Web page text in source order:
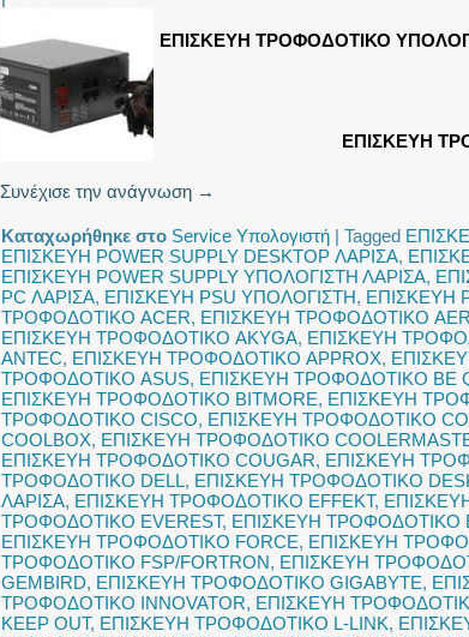
ΕΠΙΣΚΕΥΗ ΤΡΟΦΟΔΟΤΙΚΟ
ΕΠΙΣΚΕΥΗ
Συνέχισε την ανάγνωση →
Καταχωρήθηκε στο Service Υπολογιστή | Tagged
ΕΠΙΣΚΕΥΗ POWER SUPPLY DESKTOP ΛΑΡΙΣΑ,
ΕΠΙΣΚΕΥΗ POWER SUPPLY ΥΠΟΛΟΓΙΣΤΗ ΛΑΡΙΣΑ,
PC ΛΑΡΙΣΑ, ΕΠΙΣΚΕΥΗ PSU ΥΠΟΛΟΓΙΣΤΗ, ΕΠΙΣΚΕΥΗ
ΤΡΟΦΟΔΟΤΙΚΟ ACER, ΕΠΙΣΚΕΥΗ ΤΡΟΦΟΔΟΤΙΚΟ
ΕΠΙΣΚΕΥΗ ΤΡΟΦΟΔΟΤΙΚΟ AKYGA, ΕΠΙΣΚΕΥΗ
ANTEC, ΕΠΙΣΚΕΥΗ ΤΡΟΦΟΔΟΤΙΚΟ APPROX,
ΤΡΟΦΟΔΟΤΙΚΟ ASUS, ΕΠΙΣΚΕΥΗ ΤΡΟΦΟΔΟΤΙΚΟ BE
ΕΠΙΣΚΕΥΗ ΤΡΟΦΟΔΟΤΙΚΟ BITMORE, ΕΠΙΣΚΕΥΗ
ΤΡΟΦΟΔΟΤΙΚΟ CISCO, ΕΠΙΣΚΕΥΗ ΤΡΟΦΟΔΟΤΙΚΟ
COOLBOX, ΕΠΙΣΚΕΥΗ ΤΡΟΦΟΔΟΤΙΚΟ
ΕΠΙΣΚΕΥΗ ΤΡΟΦΟΔΟΤΙΚΟ COUGAR, ΕΠΙΣΚΕΥΗ
ΤΡΟΦΟΔΟΤΙΚΟ DELL, ΕΠΙΣΚΕΥΗ ΤΡΟΦΟΔΟΤΙΚΟ
ΛΑΡΙΣΑ, ΕΠΙΣΚΕΥΗ ΤΡΟΦΟΔΟΤΙΚΟ EFFEKT,
ΤΡΟΦΟΔΟΤΙΚΟ EVEREST, ΕΠΙΣΚΕΥΗ ΤΡΟΦΟΔΟΤΙΚΟ
ΕΠΙΣΚΕΥΗ ΤΡΟΦΟΔΟΤΙΚΟ FORCE, ΕΠΙΣΚΕΥΗ
ΤΡΟΦΟΔΟΤΙΚΟ FSP/FORTRON, ΕΠΙΣΚΕΥΗ
GEMBIRD, ΕΠΙΣΚΕΥΗ ΤΡΟΦΟΔΟΤΙΚΟ GIGABYTE,
ΤΡΟΦΟΔΟΤΙΚΟ INNOVATOR, ΕΠΙΣΚΕΥΗ
KEEP OUT, ΕΠΙΣΚΕΥΗ ΤΡΟΦΟΔΟΤΙΚΟ L-LINK,